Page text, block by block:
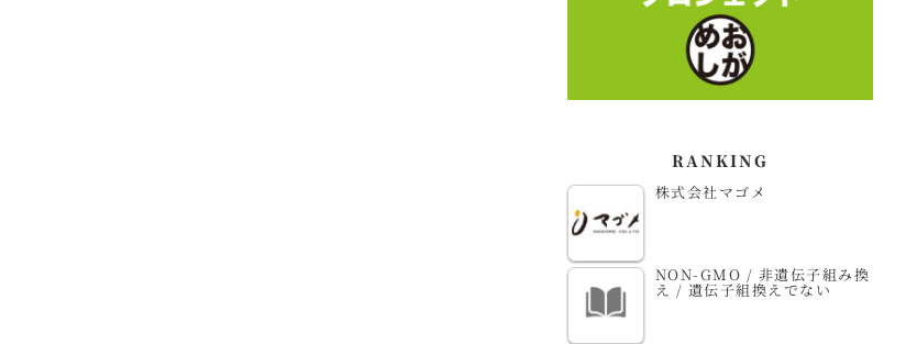
RANKING
株式会社マゴメ
NON-GMO / 非遺伝子組み換
え / 遺伝子組換えでない